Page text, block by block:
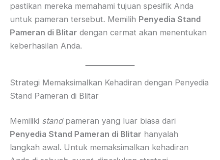
pastikan mereka memahami tujuan spesifik Anda
untuk pameran tersebut. Memilih Penyedia Stand
Pameran di Blitar dengan cermat akan menentukan
keberhasilan Anda.
Strategi Memaksimalkan Kehadiran dengan Penyedia
Stand Pameran di Blitar
Memiliki standpameran yang luar biasa dari
Penyedia Stand Pameran di Blitar hanyalah
langkah awal. Untuk memaksimalkan kehadiran